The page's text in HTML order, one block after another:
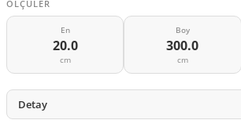
ÖLÇÜLER
En
20.0
cm
Boy
300.0
cm
Detay